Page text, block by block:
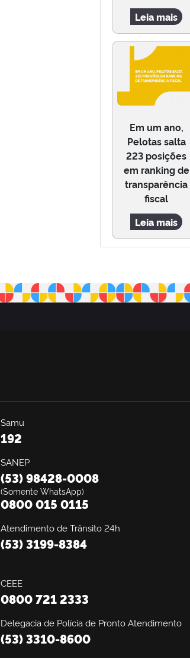
Leia mais
Em um ano,
Pelotas salta
223 posições
em ranking de
transparência
fiscal
Leia mais
Samu
192
SANEP
(53) 98428-0008
(Somente WhatsApp)
0800 015 0115
Atendimento de Trânsito 24h
(53) 3199-8384
CEEE
0800 721 2333
Delegacia de Polícia de Pronto Atendimento
(53) 3310-8600